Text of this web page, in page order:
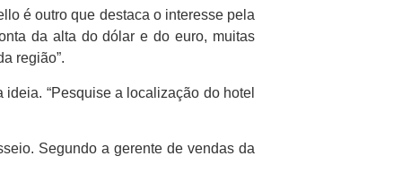
é outro que destaca o interesse pela
da alta do dólar e do euro, muitas
região”.
“Pesquise a localização do hotel
Segundo a gerente de vendas da